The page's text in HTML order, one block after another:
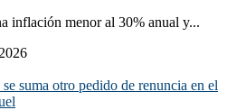
inflación menor al 30% anual y...
suma otro pedido de renuncia en el